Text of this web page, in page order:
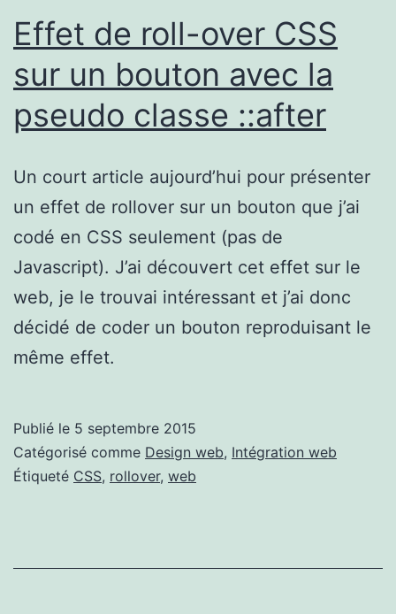
Effet de roll-over CSS
sur un bouton avec la
pseudo classe ::after
Un court article aujourd’hui pour présenter
un effet de rollover sur un bouton que j’ai
codé en CSS seulement (pas de
Javascript). J’ai découvert cet effet sur le
web, je le trouvai intéressant et j’ai donc
décidé de coder un bouton reproduisant le
même effet.
Publié le 5 septembre 2015
Catégorisé comme Design web, Intégration web
Étiqueté CSS, rollover, web